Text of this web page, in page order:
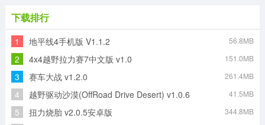
下载排行
1 地平线4手机版 V1.1.2 56.8MB
2 4x4越野拉力赛7中文版 v1.0 151.0MB
3 赛车大战 v1.2.0 261.4MB
4 越野驱动沙漠(OffRoad Drive Desert) v1.0.6 41.5MB
5 扭力烧胎 v2.0.5安卓版 344.8MB